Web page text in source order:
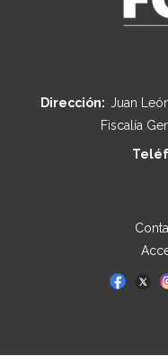
Dirección: Juan
Fiscalía